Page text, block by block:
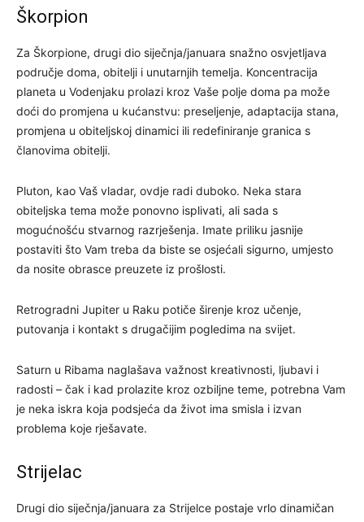
Škorpion
Za Škorpione, drugi dio siječnja/januara snažno osvjetljava
područje doma, obitelji i unutarnjih temelja. Koncentracija
planeta u Vodenjaku prolazi kroz Vaše polje doma pa može
doći do promjena u kućanstvu: preseljenje, adaptacija stana,
promjena u obiteljskoj dinamici ili redefiniranje granica s
članovima obitelji.
Pluton, kao Vaš vladar, ovdje radi duboko. Neka stara
obiteljska tema može ponovno isplivati, ali sada s
mogućnošću stvarnog razrješenja. Imate priliku jasnije
postaviti što Vam treba da biste se osjećali sigurno, umjesto
da nosite obrasce preuzete iz prošlosti.
Retrogradni Jupiter u Raku potiče širenje kroz učenje,
putovanja i kontakt s drugačijim pogledima na svijet.
Saturn u Ribama naglašava važnost kreativnosti, ljubavi i
radosti – čak i kad prolazite kroz ozbiljne teme, potrebna Vam
je neka iskra koja podsjeća da život ima smisla i izvan
problema koje rješavate.
Strijelac
Drugi dio siječnja/januara za Strijelce postaje vrlo dinamičan